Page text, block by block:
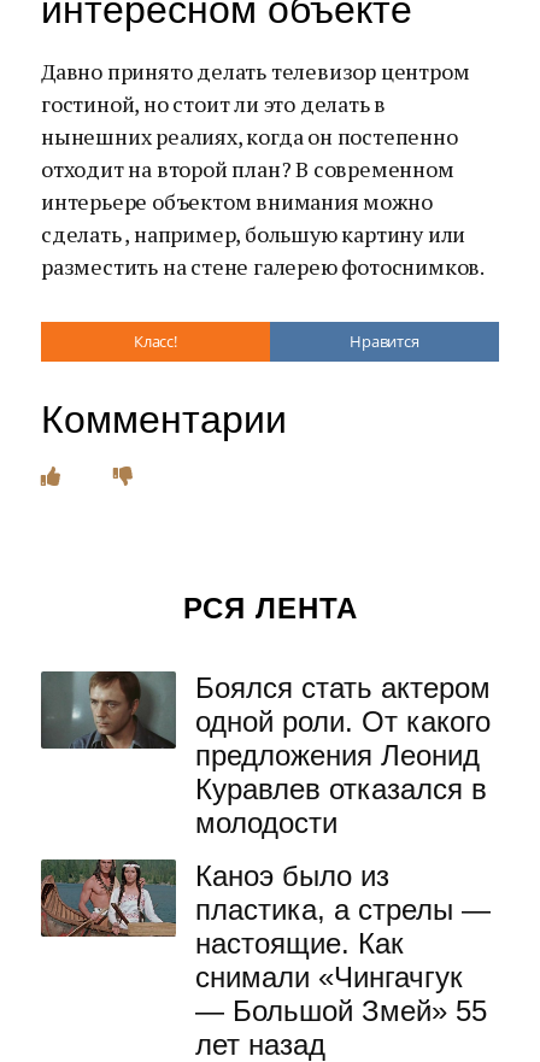
интересном объекте
Давно принято делать телевизор центром
гостиной, но стоит ли это делать в
нынешних реалиях, когда он постепенно
отходит на второй план? В современном
интерьере объектом внимания можно
сделать , например, большую картину или
разместить на стене галерею фотоснимков.
Класс! Нравится
Комментарии
РСЯ ЛЕНТА
Боялся стать актером
одной роли. От какого
предложения Леонид
Куравлев отказался в
молодости
Каноэ было из
пластика, а стрелы —
настоящие. Как
снимали «Чингачгук
— Большой Змей» 55
лет назад